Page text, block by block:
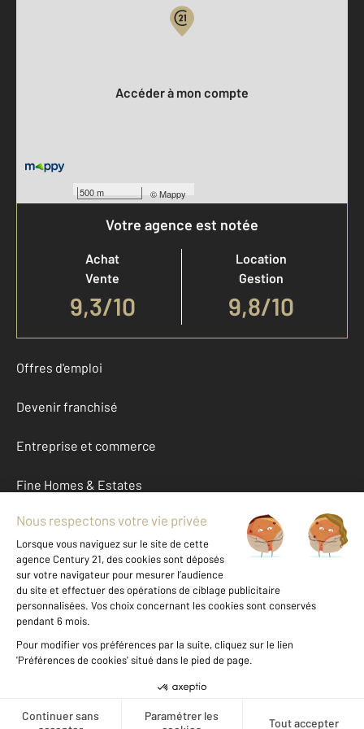
500 m ©Mappy
Accéder à mon compte
Votre agence est notée
Achat
Vente
9,3/10
Location
Gestion
9,8/10
Offres d'emploi
Devenir franchisé
Entreprise et commerce
Fine Homes & Estates
À propos
International
Nous contacter
Données personnelles
Gestionnaire des cookies